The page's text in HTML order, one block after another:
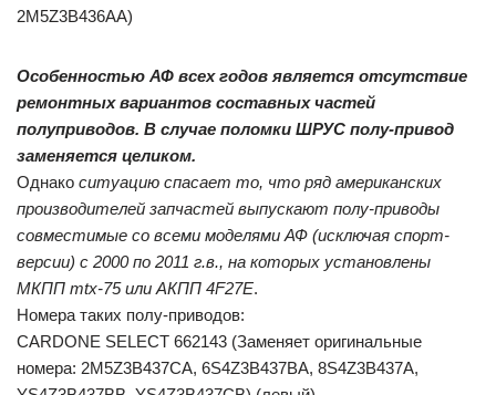
2M5Z3B436AA)
Особенностью АФ всех годов является отсутствие
ремонтных вариантов составных частей
полуприводов. В случае поломки ШРУС полу-привод
заменяется целиком.
Однако ситуацию спасает то, что ряд американских
производителей запчастей выпускают полу-приводы
совместимые со всеми моделями АФ (исключая спорт-
версии) с 2000 по 2011 г.в., на которых установлены
МКПП mtx-75 или АКПП 4F27E.
Номера таких полу-приводов:
CARDONE SELECT 662143 (Заменяет оригинальные
номера: 2M5Z3B437CA, 6S4Z3B437BA, 8S4Z3B437A,